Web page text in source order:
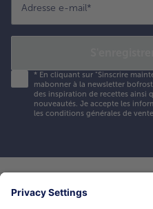
Adresse e-mail*
* En cliquant sur "Sinscrire
mabonner à la newsletter
des inspiration de recettes ainsi
nouveautés. Je accepte les
les conditions générales de
www.bofrost.be